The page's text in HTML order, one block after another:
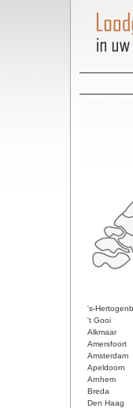
's-
't Gooi
Alkmaar
Amersfoort
Amsterdam
Apeldoorn
Arnhem
Breda
Den Haag